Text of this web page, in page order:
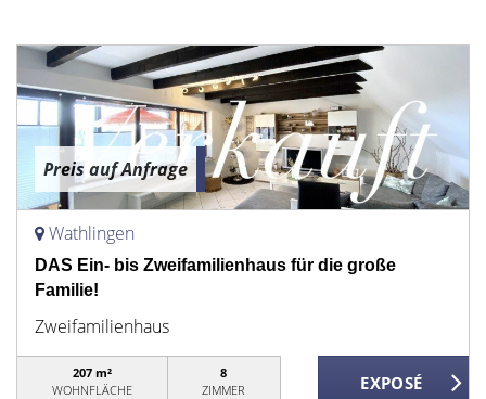
Preis auf Anfrage
Wathlingen
DAS Ein- bis Zweifamilienhaus für die große
Familie!
Zweifamilienhaus
207 m²
WOHNFLÄCHE
8
ZIMMER